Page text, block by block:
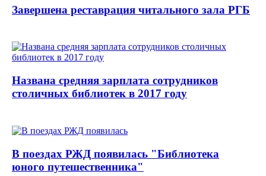
Завершена реставрация читального зала РГБ
Названа средняя зарплата сотрудников
столичных библиотек в 2017 году
В поездах РЖД появилась "Библиотека
юного путешественника"